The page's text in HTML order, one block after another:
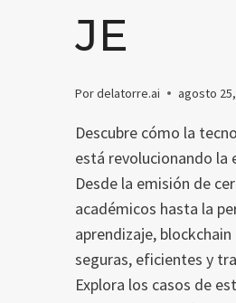
JE
Pordelatorre.ai agosto
Descubre cómo la
está revolucionando la
Desde la emisión de
académicos hasta la
aprendizaje,
seguras, eficientes y
Explora los casos de